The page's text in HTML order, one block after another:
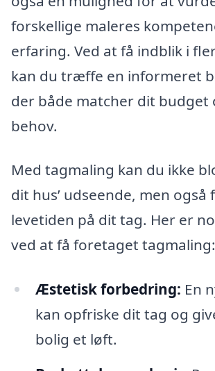
forskellige maleres
erfaring. Ved at få indblik i
kan du træffe en informeret
der både matcher dit budget
behov.
Med tagmaling kan du ikke
dit hus’ udseende, men
levetiden på dit tag. Her er
ved at få foretaget tagmaling:
Æstetisk forbedring: En
kan opfriske dit tag og
bolig et løft.